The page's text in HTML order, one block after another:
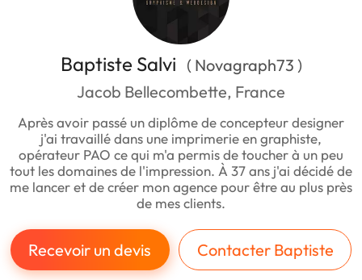
Baptiste Salvi ( Novagraph73 )
Jacob Bellecombette, France
Après avoir passé un diplôme de concepteur designer
j'ai travaillé dans une imprimerie en graphiste,
opérateur PAO ce qui m'a permis de toucher à un peu
tout les domaines de l'impression. À 37 ans j'ai décidé de
me lancer et de créer mon agence pour être au plus près
de mes clients.
Recevoir un devis Contacter Baptiste